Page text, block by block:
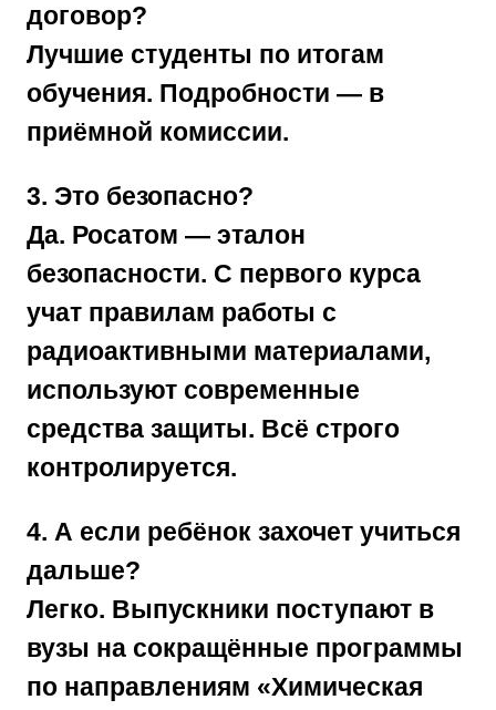
договор?
Лучшие студенты по итогам
обучения. Подробности — в
приёмной комиссии.
3. Это безопасно?
Да. Росатом — эталон
безопасности. С первого курса
учат правилам работы с
радиоактивными материалами,
используют современные
средства защиты. Всё строго
контролируется.
4. А если ребёнок захочет учиться
дальше?
Легко. Выпускники поступают в
вузы на сокращённые программы
по направлениям «Химическая